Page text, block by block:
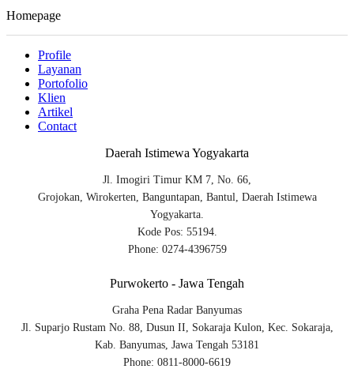
Homepage
Profile
Layanan
Portofolio
Klien
Artikel
Contact
Daerah Istimewa Yogyakarta
Jl. Imogiri Timur KM 7, No. 66,
Grojokan, Wirokerten, Banguntapan, Bantul, Daerah Istimewa
Yogyakarta.
Kode Pos: 55194.
Phone: 0274-4396759
Purwokerto - Jawa Tengah
Graha Pena Radar Banyumas
Jl. Suparjo Rustam No. 88, Dusun II, Sokaraja Kulon, Kec. Sokaraja,
Kab. Banyumas, Jawa Tengah 53181
Phone: 0811-8000-6619